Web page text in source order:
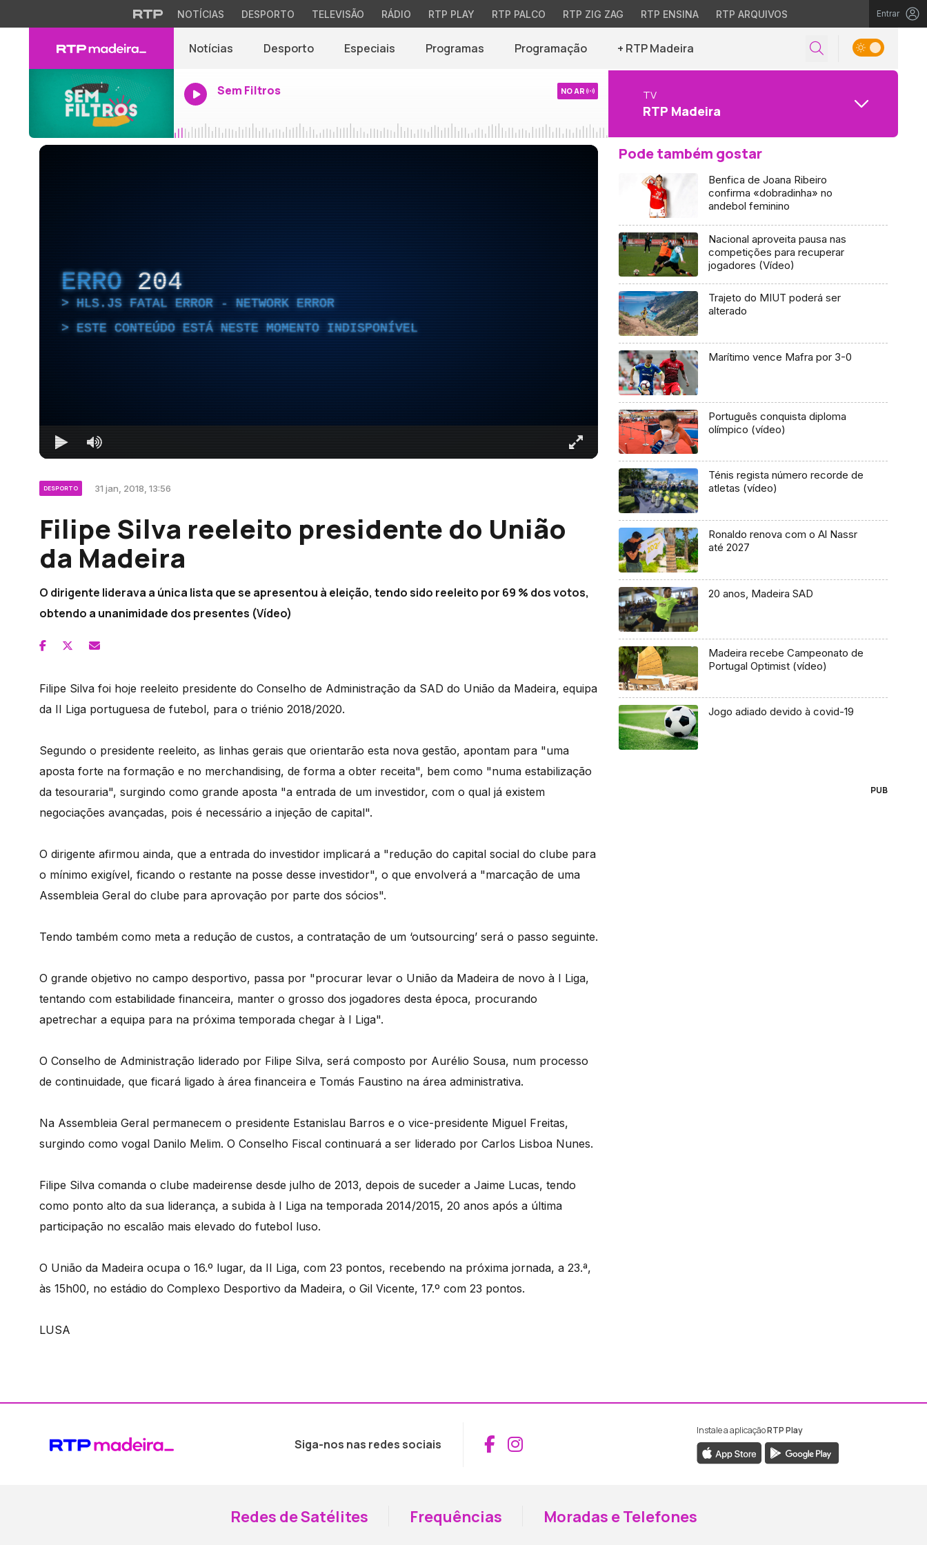
NOTÍCIAS DESPORTO TELEVISÃO RÁDIO RTP PLAY RTP PALCO RTP ZIG ZAG RTP ENSINA RTP ARQUIVOS Entrar
Notícias Desporto Especiais Programas Programação + RTP Madeira
Sem Filtros NO AR TV
RTP Madeira
ERRO 204
HLS.JS FATAL ERROR - NETWORK ERROR
ESTE CONTEÚDO ESTÁ NESTE MOMENTO INDISPONÍVEL
DESPORTO 31 jan, 2018, 13:56
Filipe Silva reeleito presidente do União
da Madeira
O dirigente liderava a única lista que se apresentou à eleição, tendo sido reeleito por 69 % dos votos,
obtendo a unanimidade dos presentes (Vídeo)
Filipe Silva foi hoje reeleito presidente do Conselho de Administração da SAD do União da Madeira, equipa
da II Liga portuguesa de futebol, para o triénio 2018/2020.
Segundo o presidente reeleito, as linhas gerais que orientarão esta nova gestão, apontam para "uma
aposta forte na formação e no merchandising, de forma a obter receita", bem como "numa estabilização
da tesouraria", surgindo como grande aposta "a entrada de um investidor, com o qual já existem
negociações avançadas, pois é necessário a injeção de capital".
O dirigente afirmou ainda, que a entrada do investidor implicará a "redução do capital social do clube para
o mínimo exigível, ficando o restante na posse desse investidor", o que envolverá a "marcação de uma
Assembleia Geral do clube para aprovação por parte dos sócios".
Tendo também como meta a redução de custos, a contratação de um ‘outsourcing’ será o passo seguinte.
O grande objetivo no campo desportivo, passa por "procurar levar o União da Madeira de novo à I Liga,
tentando com estabilidade financeira, manter o grosso dos jogadores desta época, procurando
apetrechar a equipa para na próxima temporada chegar à I Liga".
O Conselho de Administração liderado por Filipe Silva, será composto por Aurélio Sousa, num processo
de continuidade, que ficará ligado à área financeira e Tomás Faustino na área administrativa.
Na Assembleia Geral permanecem o presidente Estanislau Barros e o vice-presidente Miguel Freitas,
surgindo como vogal Danilo Melim. O Conselho Fiscal continuará a ser liderado por Carlos Lisboa Nunes.
Filipe Silva comanda o clube madeirense desde julho de 2013, depois de suceder a Jaime Lucas, tendo
como ponto alto da sua liderança, a subida à I Liga na temporada 2014/2015, 20 anos após a última
participação no escalão mais elevado do futebol luso.
O União da Madeira ocupa o 16.º lugar, da II Liga, com 23 pontos, recebendo na próxima jornada, a 23.ª,
às 15h00, no estádio do Complexo Desportivo da Madeira, o Gil Vicente, 17.º com 23 pontos.
LUSA
Pode também gostar
Benfica de Joana Ribeiro
confirma «dobradinha» no
andebol feminino
Nacional aproveita pausa nas
competições para recuperar
jogadores (Vídeo)
Trajeto do MIUT poderá ser
alterado
Marítimo vence Mafra por 3-0
Português conquista diploma
olímpico (vídeo)
Ténis regista número recorde de
atletas (vídeo)
Ronaldo renova com o Al Nassr
até 2027
20 anos, Madeira SAD
Madeira recebe Campeonato de
Portugal Optimist (vídeo)
Jogo adiado devido à covid-19
PUB
Siga-nos nas redes sociais Aceder ao Facebook da RTP Madeira
Aceder ao Instagram da RTP Madeira
Instale a aplicaçãoRTP Play
Redes de Satélites Frequências Moradas e Telefones